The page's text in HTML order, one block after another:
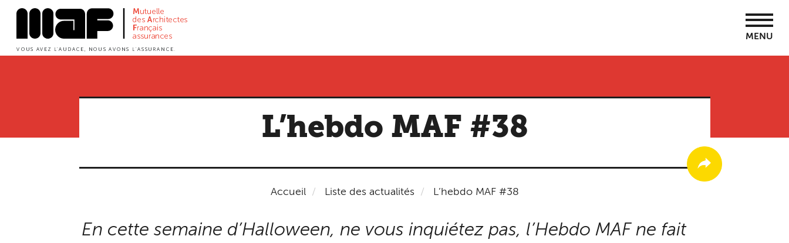
MENU
L’hebdo MAF #38
Accueil Liste des actualités L’hebdo MAF #38
En cette semaine d’Halloween, ne vous inquiétez pas, l’Hebdo MAF ne fait